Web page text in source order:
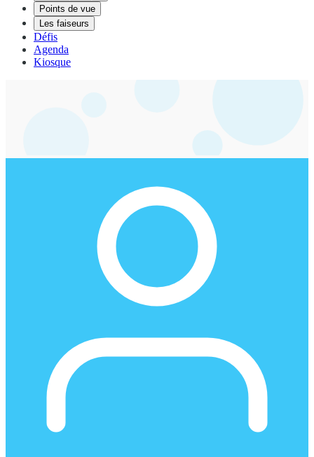
Points de vue
Les faiseurs
Défis
Agenda
Kiosque